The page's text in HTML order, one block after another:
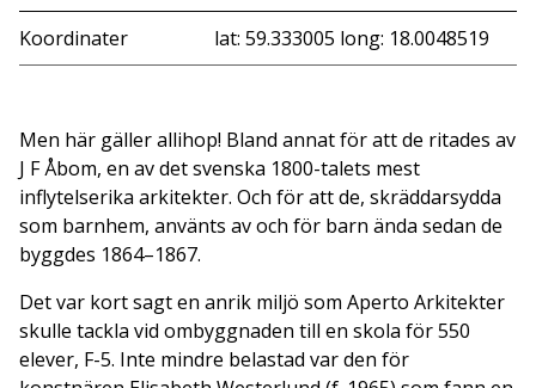
Koordinater lat: 59.333005 long: 18.0048519
Men här gäller allihop! Bland annat för att de ritades av
J F Åbom, en av det svenska 1800-­talets mest
inflytelserika arkitekter. Och för att de, skräddarsydda
som barn­hem, använts av och för barn ända sedan de
byggdes 1864–1867.
Det var kort sagt en anrik miljö som Aperto Arkitekter
skulle tackla vid ombyggnaden till en skola för 550
elever, F-5. Inte mindre belastad var den för